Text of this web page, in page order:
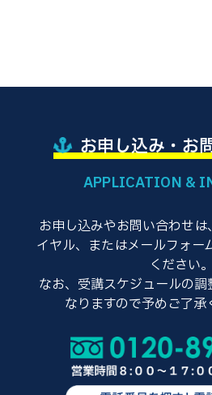
お申し込み・お
APPLICATION &
お申し込みやお問い合わせ
イヤル、またはメールフォー
ください。
なお、受講スケジュールの
なりますので予めご了承